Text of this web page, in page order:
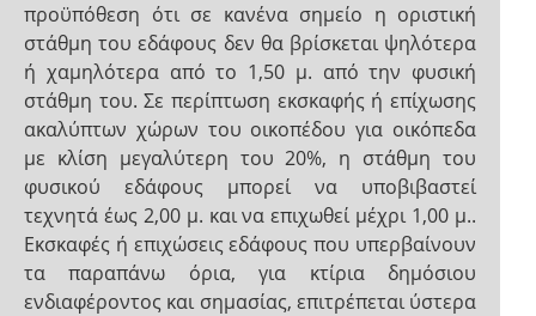
προϋπόθεση ότι σε κανένα σημείο η οριστική
στάθμη του εδάφους δεν θα βρίσκεται ψηλότερα
ή χαμηλότερα από το 1,50 μ. από την φυσική
στάθμη του. Σε περίπτωση εκσκαφής ή επίχωσης
ακαλύπτων χώρων του οικοπέδου για οικόπεδα
με κλίση μεγαλύτερη του 20%, η στάθμη του
φυσικού εδάφους μπορεί να υποβιβαστεί
τεχνητά έως 2,00 μ. και να επιχωθεί μέχρι 1,00 μ..
Εκσκαφές ή επιχώσεις εδάφους που υπερβαίνουν
τα παραπάνω όρια, για κτίρια δημόσιου
ενδιαφέροντος και σημασίας, επιτρέπεται ύστερα